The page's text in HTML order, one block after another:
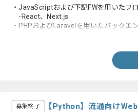
・JavaScriptおよび下記FWを用いたフ
-React、Next.js
・PHPおよびLaravelを用いたバックエ
募集終了 【Python】流通向け